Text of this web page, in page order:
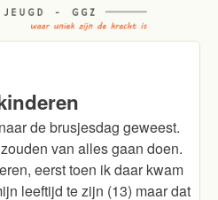
de brusjesdag geweest.
van alles gaan doen.
eerst toen ik daar kwam
leeftijd te zijn (13) maar dat